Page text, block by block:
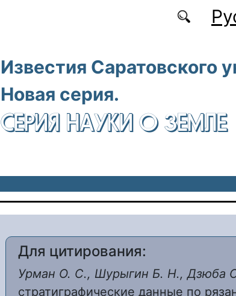
Известия Саратовского
Новая серия.
СЕРИЯ НАУКИ О ЗЕМЛЕ
Для цитирования:
Урман О. С., Шурыгин Б. Н., Дзюба
стратиграфические данные по